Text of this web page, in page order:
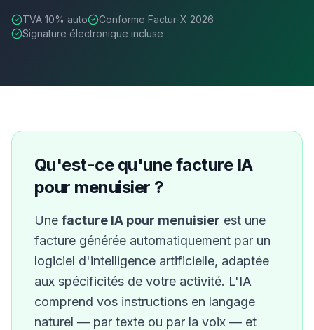
TVA 10% auto
Conforme Factur-X 2026
Signature électronique incluse
Qu'est-ce qu'une facture IA
pour menuisier ?
Une facture IA pour menuisier est une
facture générée automatiquement par un
logiciel d'intelligence artificielle, adaptée
aux spécificités de votre activité. L'IA
comprend vos instructions en langage
naturel — par texte ou par la voix — et